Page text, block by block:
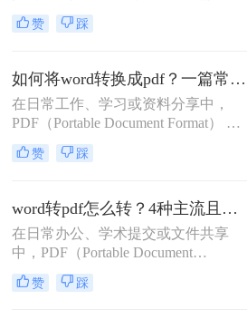
PDF格式因其兼容性强、排版稳定、
安全性高等特点，能够有效避免因设
错乱问题。那么word如何转pdf呢？本
文将详细介绍5种高效且常用的Word
转PDF方法，帮助用户根据实际需求
选择最合适的方式。
赞 踩
如何将word转换成pdf？一篇常用方法详解！
在日常工作、学习或资料分享中，
PDF（Portable Document Format） 因
其格式固定、兼容性强、易于打印和
加密等优点，成为文件传输和存档的
或 .doc） 则是我们编辑文档的主要工
具。将 Word 转换成 PDF 是一项非常
高频且实用的操作。那么如何将word
转换成pdf呢？本文将详细介绍几种主
流、安全且高效的转换方法。
赞 踩
word转pdf怎么转？4种主流且高效方法详解！
在日常办公、学术提交或文件共享
中，PDF（Portable Document
Format，便携式文档格式）因其卓越
的跨平台一致性、不易编辑的特性和
赞 踩